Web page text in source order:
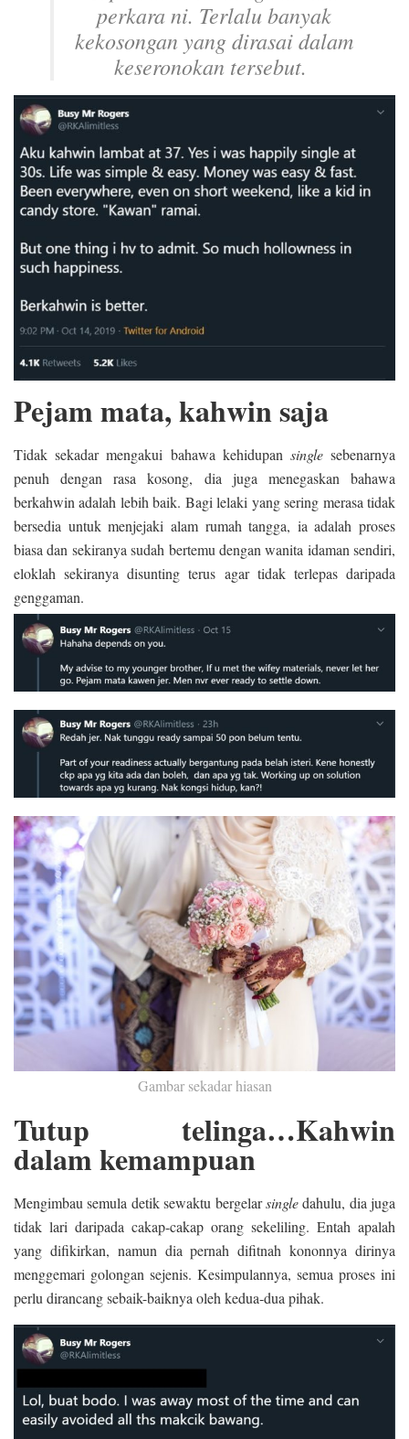
perkara ni. Terlalu banyak
kekosongan yang dirasai dalam
keseronokan tersebut.
Pejam mata, kahwin saja
Tidak sekadar mengakui bahawa kehidupan singlesebenarnya
penuh dengan rasa kosong, dia juga menegaskan bahawa
berkahwin adalah lebih baik. Bagi lelaki yang sering merasa tidak
bersedia untuk menjejaki alam rumah tangga, ia adalah proses
biasa dan sekiranya sudah bertemu dengan wanita idaman sendiri,
eloklah sekiranya disunting terus agar tidak terlepas daripada
genggaman.
Gambar sekadar hiasan
Tutup telinga…Kahwin
dalam kemampuan
Mengimbau semula detik sewaktu bergelarsingledahulu, dia juga
tidak lari daripada cakap-cakap orang sekeliling. Entah apalah
yang difikirkan, namun dia pernah difitnah kononnya dirinya
menggemari golongan sejenis. Kesimpulannya, semua proses ini
perlu dirancang sebaik-baiknya oleh kedua-dua pihak.